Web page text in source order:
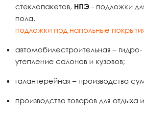
стеклопакетов, НПЭ - подложки
пола,
подложки под напольные
автомобилестроительная –
утепление салонов и кузовов;
галантерейная – производство
производство товаров для отдыха